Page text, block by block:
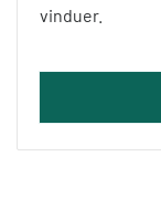
vinduer.